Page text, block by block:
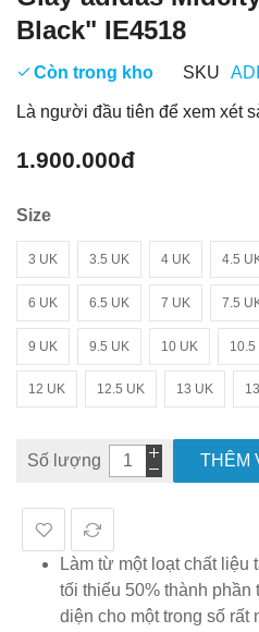
Black" IE4518
Còn trong kho SKU
Là người đầu tiên để xem xét
1.900.000đ
Size
3 UK 3.5 UK 4 UK 4.5
6 UK 6.5 UK 7 UK 7.5
9 UK 9.5 UK 10 UK 10.5
12 UK 12.5 UK 13 UK
Số lượng THÊM
Làm từ một loạt chất liệu
tối thiểu 50% thành phần
diện cho một trong số rất